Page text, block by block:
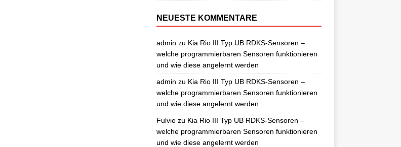
NEUESTE KOMMENTARE
admin zu Kia Rio III Typ UB RDKS-Sensoren –
welche programmierbaren Sensoren funktionieren
und wie diese angelernt werden
admin zu Kia Rio III Typ UB RDKS-Sensoren –
welche programmierbaren Sensoren funktionieren
und wie diese angelernt werden
Fulviozu Kia Rio III Typ UB RDKS-Sensoren –
welche programmierbaren Sensoren funktionieren
und wie diese angelernt werden